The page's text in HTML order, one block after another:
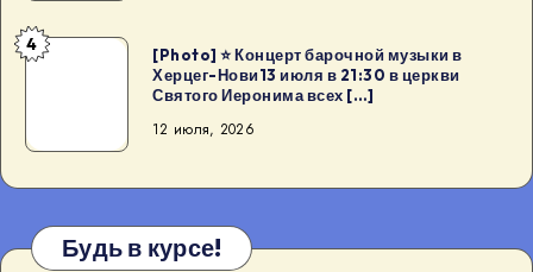
Divlja
июля
11:00
Херцег-
[Photo]
барочной
Херцег-
Нови13
4
[Photo] ⭐ Концерт барочной музыки в
Херцег-Нови13 июля в 21:30 в церкви
Святого Иеронима всех […]
12 июля, 2026
Будь в курсе!